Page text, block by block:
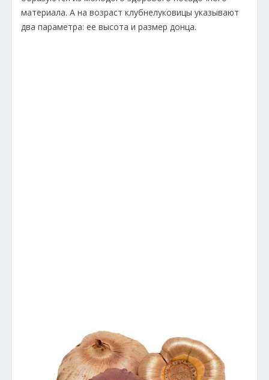
материала. А на возраст клубнелуковицы указывают
два параметра: ее высота и размер донца.